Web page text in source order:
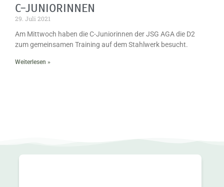
C-JUNIORINNEN
29. Juli 2021
Am Mittwoch haben die C-Juniorinnen der JSG AGA die D2
zum gemeinsamen Training auf dem Stahlwerk besucht.
Weiterlesen »